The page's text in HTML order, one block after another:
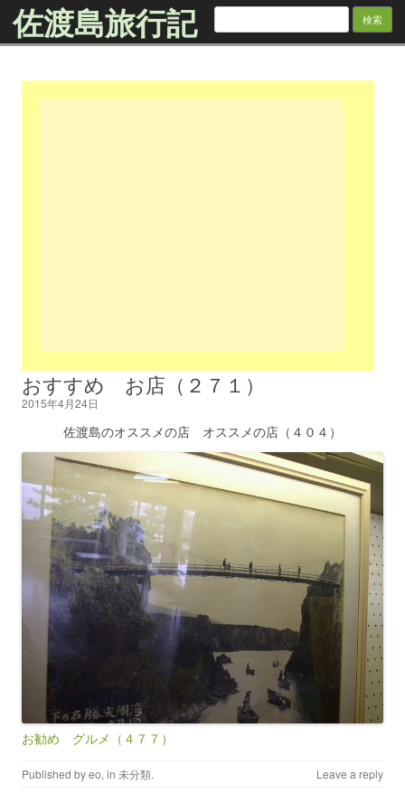
佐渡島旅行記 検
おすすめ お店（２７１）
2015年4月24日
佐渡島のオススメの店 オススメの店（４０４）
お勧め グルメ（４７７）
Published byeo, in 未分類. Leave a reply